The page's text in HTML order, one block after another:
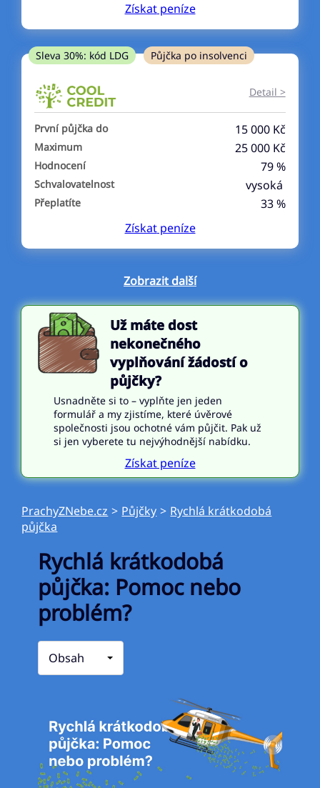
V hotovosti
ano
Získatpeníze
Sleva 30%: kód LDG Půjčka po insolvenci
Detail >
První půjčka do 15 000 Kč
Maximum 25 000 Kč
Hodnocení 79 %
Schvalovatelnost vysoká
Přeplatíte
33 %
Získatpeníze
Zobrazit další
Už máte dost
nekonečného
vyplňování žádostí o
půjčky?
Usnadněte si to – vyplňte jen jeden
formulář a my zjistíme, které úvěrové
společnosti jsou ochotné vám půjčit. Pak už
si jen vyberete tu nejvýhodnější nabídku.
Získat peníze
PrachyZNebe.cz > Půjčky > Rychlá krátkodobá
půjčka
Rychlá krátkodobá
půjčka: Pomoc nebo
problém?
Obsah